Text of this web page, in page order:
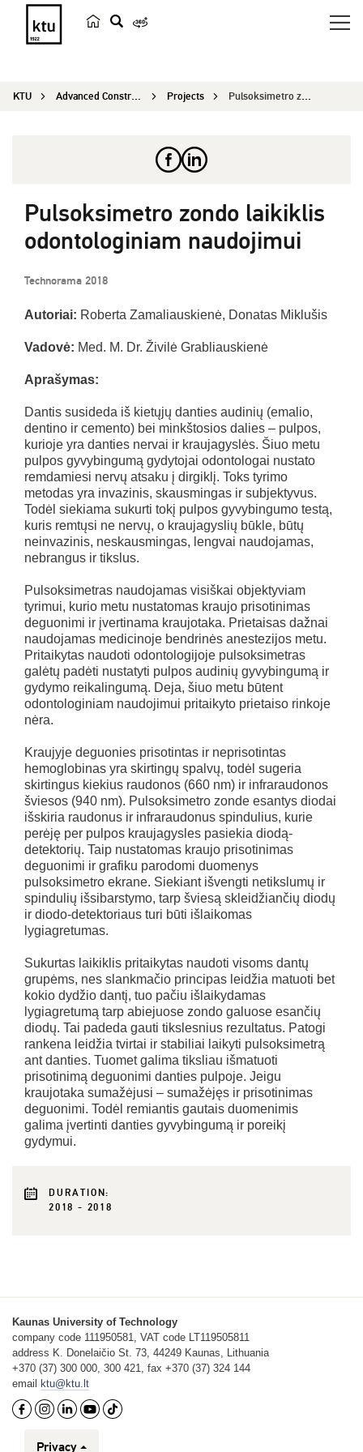
r
KTU Advanced Construction and Architecture 2020 Projects Pulsoksimetro zondo laikiklis odontologiniam nau...
Pulsoksimetro zondo laikiklis
odontologiniam naudojimui
Technorama 2018
Autoriai: Roberta Zamaliauskienė, Donatas Miklušis
Vadovė: Med. M. Dr. Živilė Grabliauskienė
Aprašymas:
Dantis susideda iš kietųjų danties audinių (emalio,
dentino ir cemento) bei minkštosios dalies – pulpos,
kurioje yra danties nervai ir kraujagyslės. Šiuo metu
pulpos gyvybingumą gydytojai odontologai nustato
remdamiesi nervų atsaku į dirgiklį. Toks tyrimo
metodas yra invazinis, skausmingas ir subjektyvus.
Todėl siekiama sukurti tokį pulpos gyvybingumo testą,
kuris remtųsi ne nervų, o kraujagyslių būkle, būtų
neinvazinis, neskausmingas, lengvai naudojamas,
nebrangus ir tikslus.
Pulsoksimetras naudojamas visiškai objektyviam
tyrimui, kurio metu nustatomas kraujo prisotinimas
deguonimi ir įvertinama kraujotaka. Prietaisas dažnai
naudojamas medicinoje bendrinės anestezijos metu.
Pritaikytas naudoti odontologijoje pulsoksimetras
galėtų padėti nustatyti pulpos audinių gyvybingumą ir
gydymo reikalingumą. Deja, šiuo metu būtent
odontologiniam naudojimui pritaikyto prietaiso rinkoje
nėra.
Kraujyje deguonies prisotintas ir neprisotintas
hemoglobinas yra skirtingų spalvų, todėl sugeria
skirtingus kiekius raudonos (660 nm) ir infraraudonos
šviesos (940 nm). Pulsoksimetro zonde esantys diodai
išskiria raudonus ir infraraudonus spindulius, kurie
perėję per pulpos kraujagysles pasiekia diodą-
detektorių. Taip nustatomas kraujo prisotinimas
deguonimi ir grafiku parodomi duomenys
pulsoksimetro ekrane. Siekiant išvengti netikslumų ir
spindulių išsibarstymo, tarp šviesą skleidžiančių diodų
ir diodo-detektoriaus turi būti išlaikomas
lygiagretumas.
Sukurtas laikiklis pritaikytas naudoti visoms dantų
grupėms, nes slankmačio principas leidžia matuoti bet
kokio dydžio dantį, tuo pačiu išlaikydamas
lygiagretumą tarp abiejuose zondo galuose esančių
diodų. Tai padeda gauti tikslesnius rezultatus. Patogi
rankena leidžia tvirtai ir stabiliai laikyti pulsoksimetrą
ant danties. Tuomet galima tiksliau išmatuoti
prisotinimą deguonimi danties pulpoje. Jeigu
kraujotaka sumažėjusi ‒ sumažėjęs ir prisotinimas
deguonimi. Todėl remiantis gautais duomenimis
galima įvertinti danties gyvybingumą ir poreikį
gydymui.
DURATION:
2018 - 2018
Kaunas University of Technology
company code 111950581, VAT code LT119505811
address K. Donelaičio St. 73, 44249 Kaunas, Lithuania
+370 (37) 300 000, 300 421, fax +370 (37) 324 144
email
ktu@ktu.lt
Privacy